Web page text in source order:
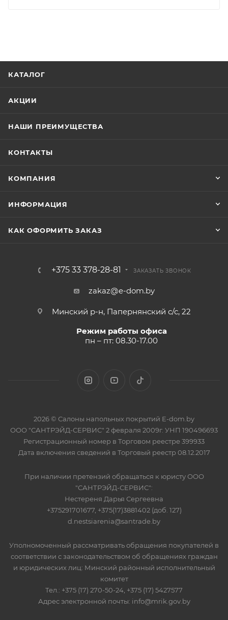
КАТАЛОГ
АКЦИИ
НАШИ ПРЕИМУЩЕСТВА
КОНТАКТЫ
КОМПАНИЯ
ИНФОРМАЦИЯ
КАК ОФОРМИТЬ ЗАКАЗ
+375 33 378-28-81 ЗАКАЗАТЬ ЗВОНОК
zakaz@e-dom.by
Минский р-н, Папернянский с/с, 22
Режим работы офиса
пн – пт: 08.30-17.00
2026 © Салоны напольных покрытий E-dom.by
ООО "САНТРЭЙД-СЕРВИС" 2 февраля 2009г. УНП 190496693
Регистрационный номер в Торговом реестре 399933
Дата включения сведений в Торговый реестр 08.12.2017
При наличии претензий обращаться к юристу ООО
"САНТРЭЙД-СЕРВИС":
Нестереня Дарья Сергеевна
+375291701677, +375(17)3881402 (доб. 127)
d.nestsiarenia@santrade.by
Уполномоченный рассматривать обращения покупателей в
соответствии с законодательством об обращениях граждан
и юридических лиц: Минский районный исполнительный
комитет
Тел.: +375 (17) 270-50-24, +375 (17) 5427577
Адрес электронной почты: info@mrik.gov.by